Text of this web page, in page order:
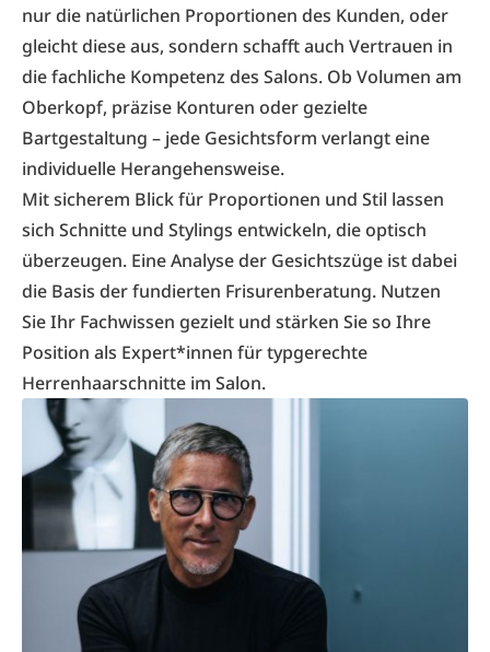
nur die natürlichen Proportionen des Kunden, oder
gleicht diese aus, sondern schafft auch Vertrauen in
die fachliche Kompetenz des Salons. Ob Volumen am
Oberkopf, präzise Konturen oder gezielte
Bartgestaltung – jede Gesichtsform verlangt eine
individuelle Herangehensweise.
Mit sicherem Blick für Proportionen und Stil lassen
sich Schnitte und Stylings entwickeln, die optisch
überzeugen. Eine Analyse der Gesichtszüge ist dabei
die Basis der fundierten Frisurenberatung. Nutzen
Sie Ihr Fachwissen gezielt und stärken Sie so Ihre
Position als Expert*innen für typgerechte
Herrenhaarschnitte im Salon.